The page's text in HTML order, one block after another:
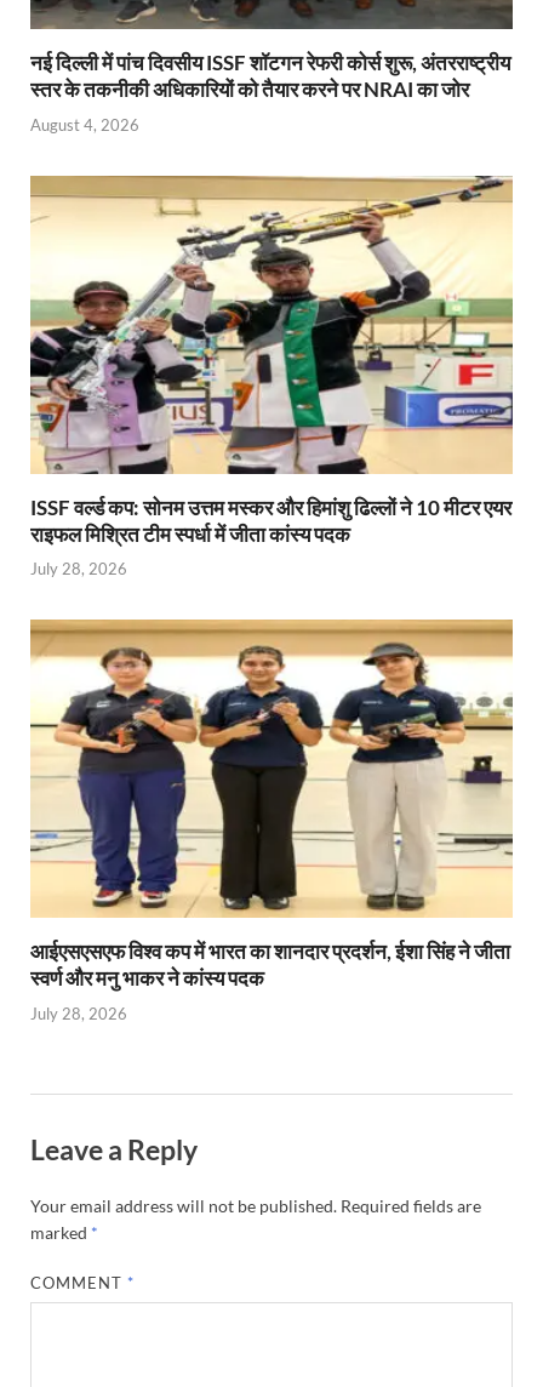
नई दिल्ली में पांच दिवसीय ISSF शॉटगन रेफरी कोर्स शुरू, अंतरराष्ट्रीय
स्तर के तकनीकी अधिकारियों को तैयार करने पर NRAI का जोर
August 4, 2026
ISSF वर्ल्ड कप: सोनम उत्तम मस्कर और हिमांशु ढिल्लों ने 10 मीटर एयर
राइफल मिश्रित टीम स्पर्धा में जीता कांस्य पदक
July 28, 2026
आईएसएसएफ विश्व कप में भारत का शानदार प्रदर्शन, ईशा सिंह ने जीता
स्वर्ण और मनु भाकर ने कांस्य पदक
July 28, 2026
Leave a Reply
Your email address will not be published. Required fields are
marked *
COMMENT *